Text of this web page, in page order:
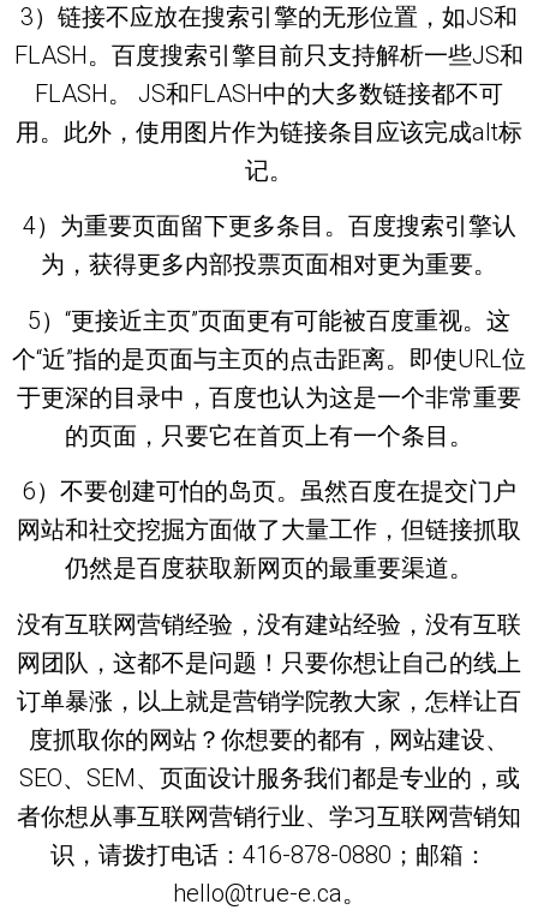
3）链接不应放在搜索引擎的无形位置，如JS和
FLASH。百度搜索引擎目前只支持解析一些JS和
FLASH。 JS和FLASH中的大多数链接都不可
用。此外，使用图片作为链接条目应该完成alt标
记。
4）为重要页面留下更多条目。百度搜索引擎认
为，获得更多内部投票页面相对更为重要。
5）“更接近主页”页面更有可能被百度重视。这
个“近”指的是页面与主页的点击距离。即使URL位
于更深的目录中，百度也认为这是一个非常重要
的页面，只要它在首页上有一个条目。
6）不要创建可怕的岛页。虽然百度在提交门户
网站和社交挖掘方面做了大量工作，但链接抓取
仍然是百度获取新网页的最重要渠道。
没有互联网营销经验，没有建站经验，没有互联
网团队，这都不是问题！只要你想让自己的线上
订单暴涨，以上就是营销学院教大家，怎样让百
度抓取你的网站？你想要的都有，网站建设、
SEO、SEM、页面设计服务我们都是专业的，或
者你想从事互联网营销行业、学习互联网营销知
识，请拨打电话：416-878-0880；邮箱：
hello@true-e.ca。